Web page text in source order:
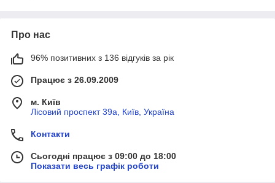
Про нас
96% позитивних з 136 відгуків за рік
Працює з 26.09.2009
м. Київ
Лісовий проспект 39а, Київ, Україна
Контакти
Сьогодні працює з 09:00 до 18:00
Показати весь графік роботи